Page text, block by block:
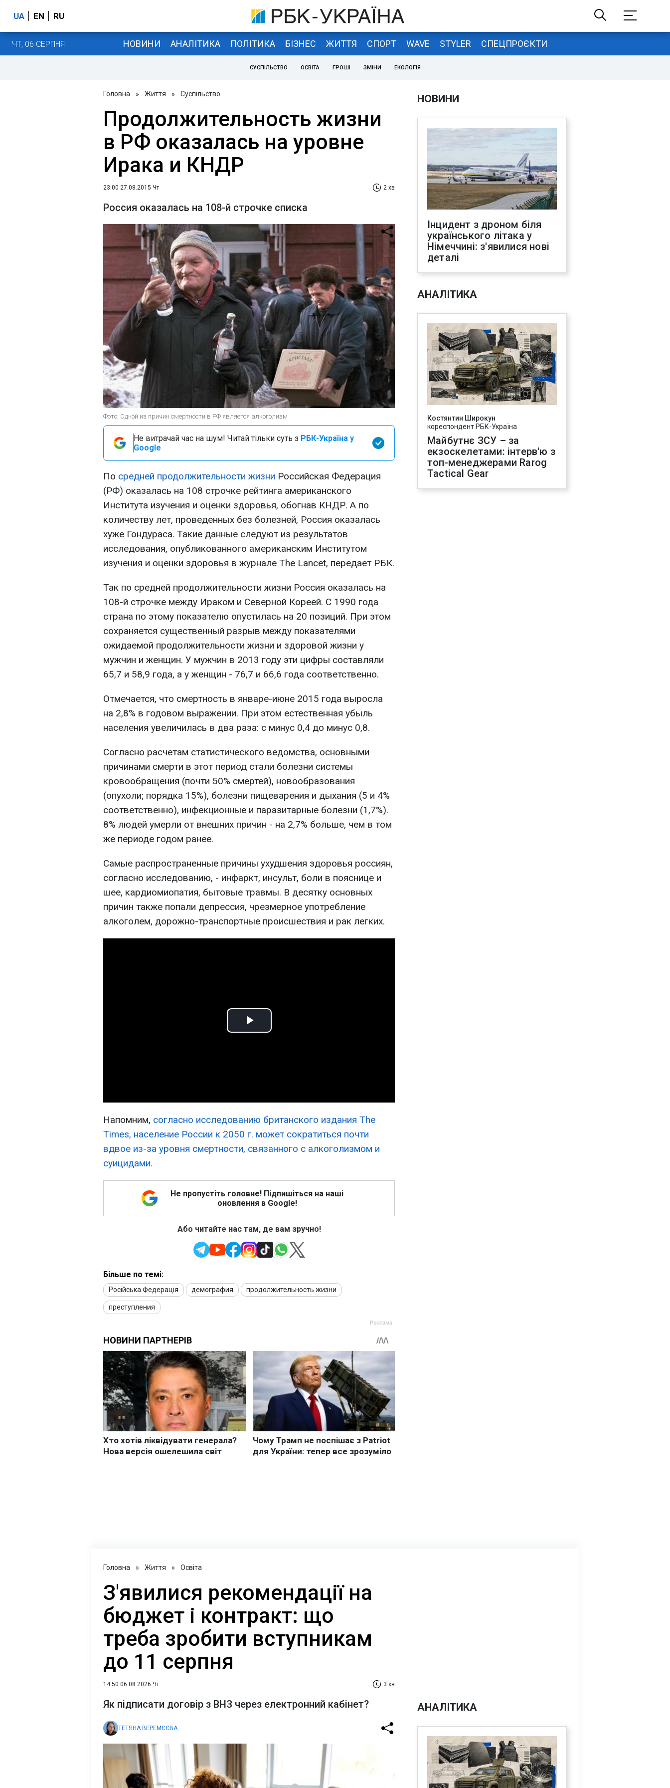
UA EN RU
ЧТ, 06 СЕРПНЯ НОВИНИ АНАЛІТИКА ПОЛІТИКА БІЗНЕС ЖИТТЯ СПОРТ WAVE STYLER СПЕЦПРОЄКТИ
СУСПІЛЬСТВО ОСВІТА ГРОШІ ЗМІНИ ЕКОЛОГІЯ
Головна » Життя » Суспільство
Продолжительность жизни
в РФ оказалась на уровне
Ирака и КНДР
23:00 27.08.2015 Чт 2 хв
Россия оказалась на 108-й строчке списка
Фото: Одной из причин смертности в РФ является алкоголизм
Не витрачай час на шум! Читай тільки суть з РБК-Україна у
Google
По средней продолжительности жизни Российская Федерация
(РФ) оказалась на 108 строчке рейтинга американского
Института изучения и оценки здоровья, обогнав КНДР. А по
количеству лет, проведенных без болезней, Россия оказалась
хуже Гондураса. Такие данные следуют из результатов
исследования, опубликованного американским Институтом
изучения и оценки здоровья в журнале The Lancet, передает РБК.
Так по средней продолжительности жизни Россия оказалась на
108-й строчке между Ираком и Северной Кореей. С 1990 года
страна по этому показателю опустилась на 20 позиций. При этом
сохраняется существенный разрыв между показателями
ожидаемой продолжительности жизни и здоровой жизни у
мужчин и женщин. У мужчин в 2013 году эти цифры составляли
65,7 и 58,9 года, а у женщин - 76,7 и 66,6 года соответственно.
Отмечается, что смертность в январе-июне 2015 года выросла
на 2,8% в годовом выражении. При этом естественная убыль
населения увеличилась в два раза: с минус 0,4 до минус 0,8.
Согласно расчетам статистического ведомства, основными
причинами смерти в этот период стали болезни системы
кровообращения (почти 50% смертей), новообразования
(опухоли; порядка 15%), болезни пищеварения и дыхания (5 и 4%
соответственно), инфекционные и паразитарные болезни (1,7%).
8% людей умерли от внешних причин - на 2,7% больше, чем в том
же периоде годом ранее.
Самые распространенные причины ухудшения здоровья россиян,
согласно исследованию, - инфаркт, инсульт, боли в пояснице и
шее, кардиомиопатия, бытовые травмы. В десятку основных
причин также попали депрессия, чрезмерное употребление
алкоголем, дорожно-транспортные происшествия и рак легких.
Play
Напомним, согласно исследованию британского издания The
Times, население России к 2050 г. может сократиться почти
вдвое из-за уровня смертности, связанного с алкоголизмом и
суицидами.
Не пропустіть головне! Підпишіться на наші
оновлення в Google!
Або читайте нас там, де вам зручно!
Більше по темі:
Російська Федерація демография продолжительность жизни
преступления
НОВИНИ
Інцидент з дроном біля
українського літака у
Німеччині: з'явилися нові
деталі
АНАЛІТИКА
Костянтин Широкун
кореспондент РБК-Україна
Майбутнє ЗСУ – за
екзоскелетами: інтерв'ю з
топ-менеджерами Rarog
Tactical Gear
Головна » Життя » Освіта
З'явилися рекомендації на
бюджет і контракт: що
треба зробити вступникам
до 11 серпня
14:50 06.08.2026 Чт 3 хв
Як підписати договір з ВНЗ через електронний кабінет?
ТЕТЯНА ВЕРЕМЄЄВА
АНАЛІТИКА